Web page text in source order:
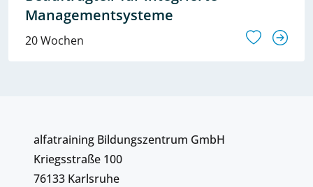
Managementsysteme
20 Wochen
alfatraining Bildungszentrum GmbH
Kriegsstraße 100
76133 Karlsruhe